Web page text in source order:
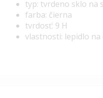
typ: tvrdeno sklo na
farba: čierna
tvrdosť: 9 H
vlastnosti: lepidlo